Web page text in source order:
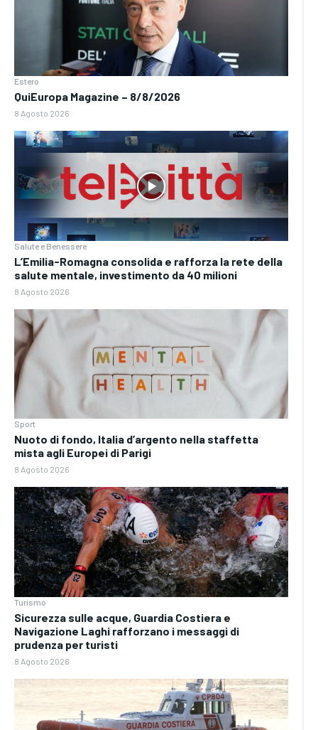
Estero
QuiEuropa Magazine – 8/8/2026
8 Agosto 2026
Salute e Benessere
L’Emilia-Romagna consolida e rafforza la rete della
salute mentale, investimento da 40 milioni
8 Agosto 2026
Sport
Nuoto di fondo, Italia d’argento nella staffetta
mista agli Europei di Parigi
8 Agosto 2026
Turismo
Sicurezza sulle acque, Guardia Costiera e
Navigazione Laghi rafforzano i messaggi di
prudenza per turisti
8 Agosto 2026